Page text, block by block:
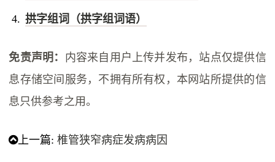
拱字组词（拱字组词语）
免责声明： 内容来自用户上传并发布，站点仅提供信
息存储空间服务，不拥有所有权，本网站所提供的信
息只供参考之用。
上一篇:​椎管狭窄病症发病病因